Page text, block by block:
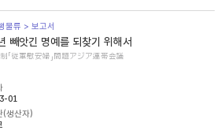
물류 > 보고서
빼앗긴 명예를 되찾기 위해서
「従軍慰安婦」問題アジア連帯会議
01
(생산자)